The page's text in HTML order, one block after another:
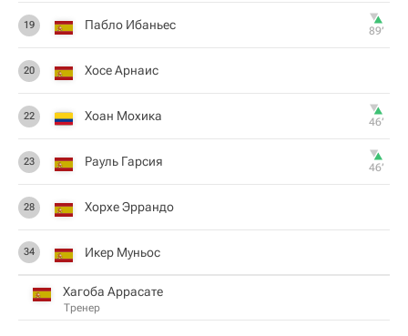
19 Пабло Ибаньес 89‎’‎
20 Хосе Арнаис
22 Хоан Мохика 46‎’‎
23 Рауль Гарсия 46‎’‎
28 Хорхе Эррандо
34 Икер Муньос
Хагоба Аррасате
Тренер